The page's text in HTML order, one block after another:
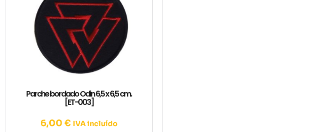
Parche bordado Odin 6,5 x 6,5 cm.
[ET-003]
6,00 € IVA incluído